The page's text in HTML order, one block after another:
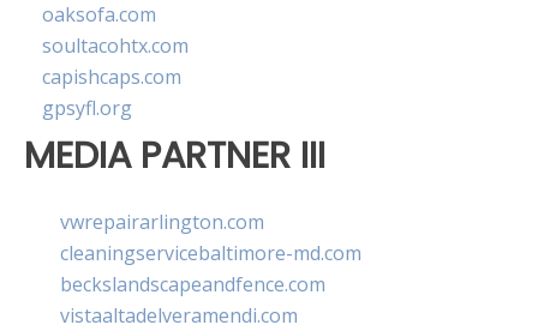
oaksofa.com
soultacohtx.com
capishcaps.com
gpsyfl.org
MEDIA PARTNER III
vwrepairarlington.com
cleaningservicebaltimore-md.com
beckslandscapeandfence.com
vistaaltadelveramendi.com